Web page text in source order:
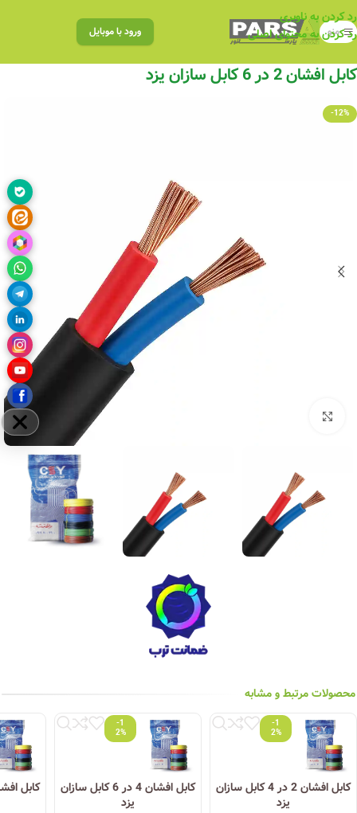
رد کردن به ناوبری
رد کردن به محتوای اصلی
منو ورود با موبایل
کابل افشان 2 در 6 کابل سازان یزد
-12%
محصولات مرتبط و مشابه
-1
2%
کابل افشان 2 در 4 کابل سازان
یزد
-1
2%
کابل افشان 4 در 6 کابل سازان
یزد